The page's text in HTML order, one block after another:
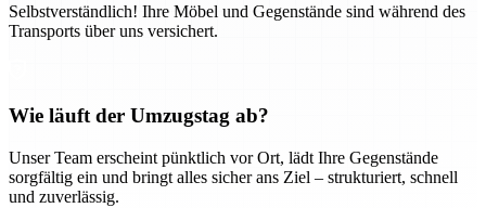
Selbstverständlich! Ihre Möbel und Gegenstände sind während des
Transports über uns versichert.
Wie läuft der Umzugstag ab?
Unser Team erscheint pünktlich vor Ort, lädt Ihre Gegenstände
sorgfältig ein und bringt alles sicher ans Ziel – strukturiert, schnell
und zuverlässig.